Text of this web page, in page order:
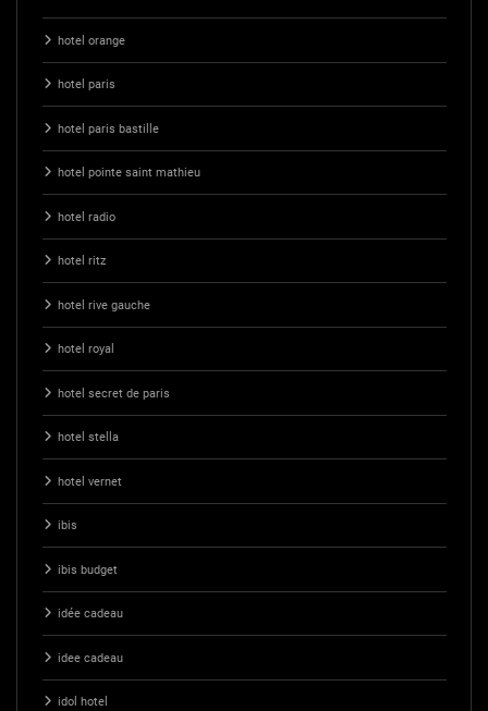
hotel orange
hotel paris
hotel paris bastille
hotel pointe saint mathieu
hotel radio
hotel ritz
hotel rive gauche
hotel royal
hotel secret de paris
hotel stella
hotel vernet
ibis
ibis budget
idée cadeau
idee cadeau
idol hotel